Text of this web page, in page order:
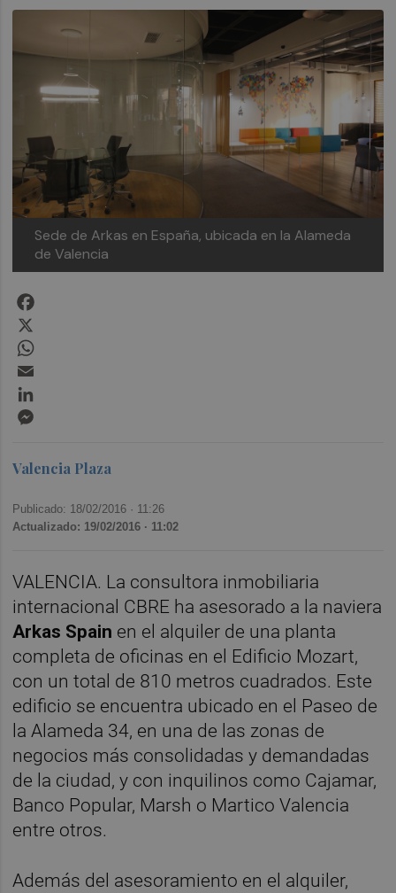
Sede de Arkas en España, ubicada en la Alameda
de Valencia
Valencia Plaza
Publicado: 18/02/2016 · 11:26
Actualizado: 19/02/2016 · 11:02
VALENCIA. La consultora inmobiliaria
internacional CBRE ha asesorado a la naviera
Arkas Spain en el alquiler de una planta
completa de oficinas en el Edificio Mozart,
con un total de 810 metros cuadrados. Este
edificio se encuentra ubicado en el Paseo de
la Alameda 34, en una de las zonas de
negocios más consolidadas y demandadas
de la ciudad, y con inquilinos como Cajamar,
Banco Popular, Marsh o Martico Valencia
entre otros.
Además del asesoramiento en el alquiler,